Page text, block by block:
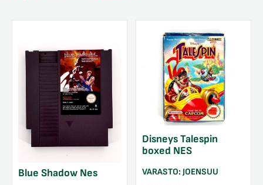
Blue Shadow Nes
Disneys Talespin
boxed NES
VARASTO: JOENSUU